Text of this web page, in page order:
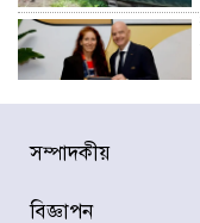
সম্পাদকীয়
বিজ্ঞাপন